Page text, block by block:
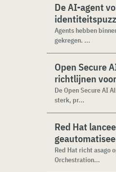
De AI-agent
Agents hebben
gekregen. ...
Open Secure
richtlijnen
De Open Secure AI
sterk, pr...
Red Hat
Red Hat richt asago
Orchestration...